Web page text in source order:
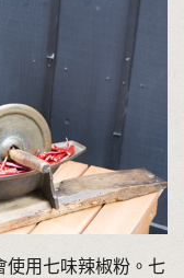
使用七味辣椒粉。七